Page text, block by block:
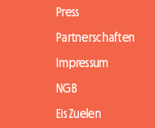
Press
Partnerschaften
Impressum
NGB
Eis Zuelen